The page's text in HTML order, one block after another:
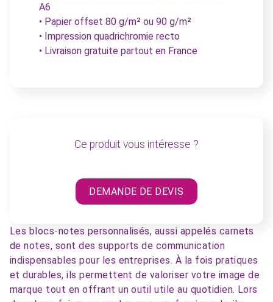
Les blocs-notes personnalisés, aussi appelés carnets
de notes, sont des supports de communication
indispensables pour les entreprises. À la fois pratiques
et durables, ils permettent de valoriser votre image de
marque tout en offrant un outil utile au quotidien. Lors
A6
• Papier offset 80 g/m² ou 90 g/m²
• Impression quadrichromie recto
• Livraison gratuite partout en France
Ce produit vous intéresse ?
DEMANDE DE DEVIS